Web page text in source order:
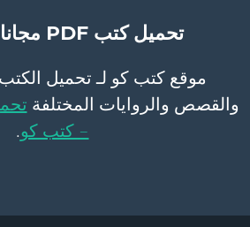
تحميل كتب PDF مجانا – كتب كو
والقصص والروايات المختلفة
– كتب كو.